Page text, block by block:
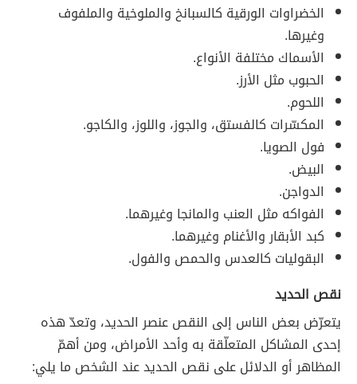
الخضراوات الورقية كالسبانخ والملوخية والملفوف
وغيرها.
الأسماك مختلفة الأنواع.
الحبوب مثل الأرز.
اللحوم.
المكسّرات كالفستق، والجوز، واللوز، والكاجو.
فول الصويا.
البيض.
الدواجن.
الفواكه مثل العنب والمانجا وغيرهما.
كبد الأبقار والأغنام وغيرهما.
البقوليات كالعدس والحمص والفول.
نقص الحديد
يتعرّض بعض الناس إلى النقص عنصر الحديد، وتعدّ هذه
إحدى المشاكل المتعلّقة به وأحد الأمراض، ومن أهمّ
المظاهر أو الدلائل على نقص الحديد عند الشخص ما يلي: